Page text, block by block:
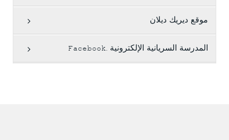
موقع ديريك ديلان
المدرسة السريانية الإلكترونية .Facebook